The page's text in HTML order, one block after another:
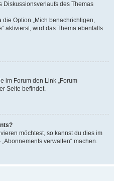
Diskussionsverlaufs des Themas
Option „Mich benachrichtigen,
aktivierst, wird das Thema ebenfalls
im Forum den Link „Forum
Seite befindet.
möchtest, so kannst du dies im
verwalten“ machen.